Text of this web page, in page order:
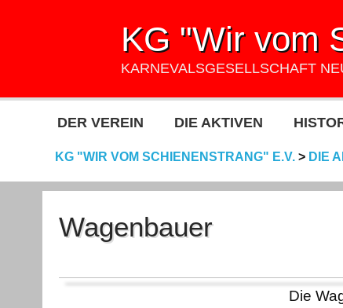
KG "Wir vom
KARNEVALSGESELLSCHAFT
DER VEREIN DIE AKTIVEN
KG "WIR VOM SCHIENENSTRANG" E.V.> DIE
Wagenbauer
Die